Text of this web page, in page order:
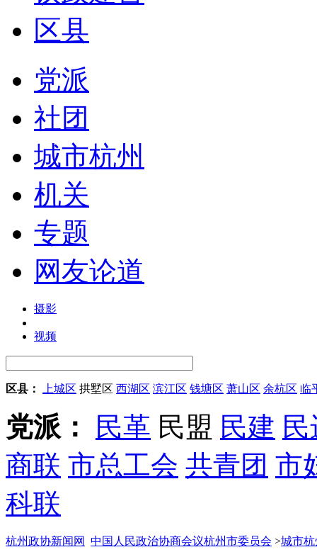
区县
党派
社团
城市杭州
机关
专题
网友论道
摄影
视频
区县： 上城区 拱墅区 西湖区 滨江区 钱塘区 萧山区 余杭区 临
党派： 民革 民盟 民建
商联 市总工会 共青团 市
科联
杭州政协新闻网 中国人民政治协商会议杭州市委员会 >城市杭